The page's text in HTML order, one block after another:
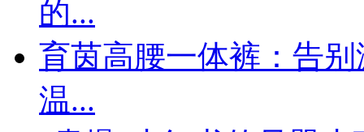
的...
育茵高腰一体裤：告
温...